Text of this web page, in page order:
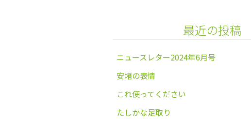
k 最近の投稿
ニュースレター2024年6月号
安堵の表情
これ使ってください
たしかな足取り